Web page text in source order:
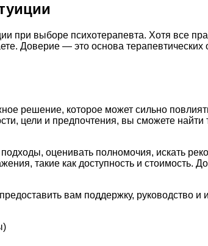
при выборе психотерапевта. Хотя все
Доверие — это основа
решение, которое может сильно
цели и предпочтения, вы сможете
оценивать полномочия, искать
такие как доступность и стоимость.
вам поддержку, руководство